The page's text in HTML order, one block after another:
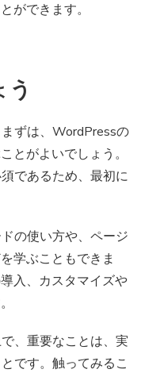
ができます。
ずは、WordPressの
とがよいでしょう。
であるため、最初に
の使い方や、ページ
学ぶこともできま
入、カスタマイズや
、重要なことは、実
です。触ってみるこ